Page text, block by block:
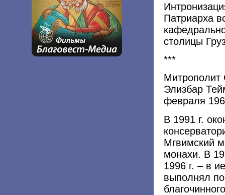
Патриарха
столицы
***
Митрополит
Элизбар
февраля
В 1991 г.
Мгвимский
монахи. В
1996 г. – в
выполнял